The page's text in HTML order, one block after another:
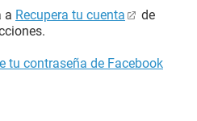
a Recupera tu cuenta
de
tu contraseña de Facebook